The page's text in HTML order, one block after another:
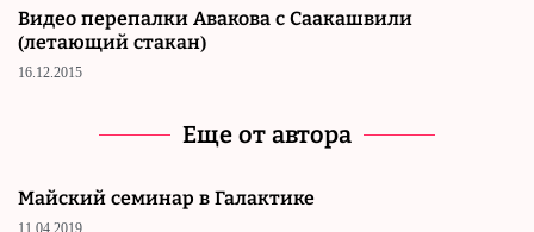
Видео перепалки Авакова с Саакашвили
(летающий стакан)
16.12.2015
Еще от автора
Майский семинар в Галактике
11.04.2019